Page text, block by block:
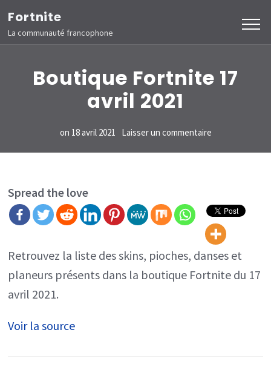
Aller
au
contenu
Entrée)
Fortnite
La communauté francophone
Boutique Fortnite 17
avril 2021
on 18 avril 2021 Laisser un commentairesur
Boutique
avril
2021
Spread the love
Retrouvez la liste des skins, pioches, danses et
planeurs présents dans la boutique Fortnite du 17
avril 2021.
Voir la source